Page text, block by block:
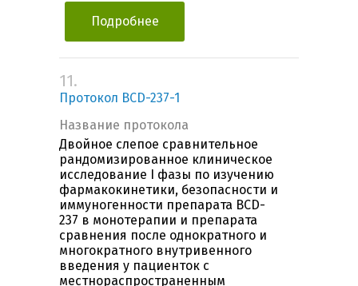
Подробнее
11.
Протокол BCD-237-1
Название протокола
Двойное слепое сравнительное
рандомизированное клиническое
исследование I фазы по изучению
фармакокинетики, безопасности и
иммуногенности препарата BCD-
237 в монотерапии и препарата
сравнения после однократного и
многократного внутривенного
введения у пациенток с
местнораспространенным